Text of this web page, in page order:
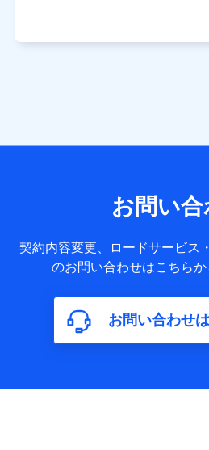
個人データは、こちら の利用目的
用します。
サービス提供等を通じて取得した
基本情報
氏名、電話番号、メールアドレ
属性、連絡先、dポイントサー
構成、住所、dポイント残高、d
含まれます。
利用情報
ご契約状態・ご利用履歴イン
関する情報、アプリケーション
報、購入されたサービスや商
お問い
契約内容変更、ロードサービス
のお問い合わせはこちらか
お問い合わせ